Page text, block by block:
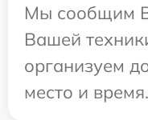
Мы сообщим
Вашей
организуем
место и время.